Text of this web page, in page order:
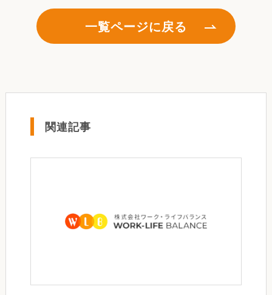
一覧ページに戻る
関連記事